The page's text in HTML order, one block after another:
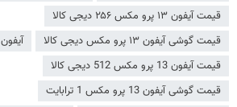
قیمت آیفون ۱۳ پرو مکس ۲۵۶ دیجی کالا
قیمت گوشی آیفون ۱۳ پرو مکس دیجی کالا
آیفون ۱۳ دیجی کالا
قیمت آیفون 13 پرو مکس 512 دیجی کالا
قیمت گوشی آیفون 13 پرو مکس 1 ترابایت